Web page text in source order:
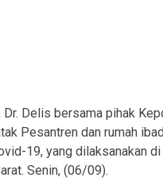
Dr. Delis bersama pihak
Pesantren dan rumah
19, yang dilaksanakan
Senin, (06/09).